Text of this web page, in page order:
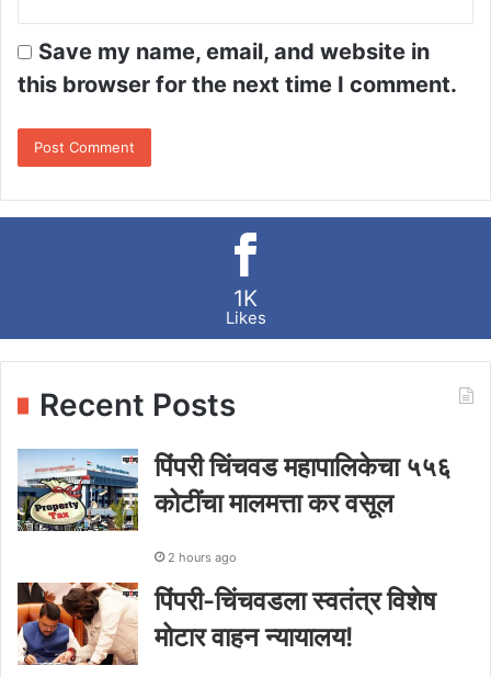
Save my name, email, and website in
this browser for the next time I comment.
1K
Likes
Recent Posts
पिंपरी चिंचवड महापालिकेचा ५५६
कोटींचा मालमत्ता कर वसूल
2 hours ago
पिंपरी-चिंचवडला स्वतंत्र विशेष
मोटार वाहन न्यायालय!